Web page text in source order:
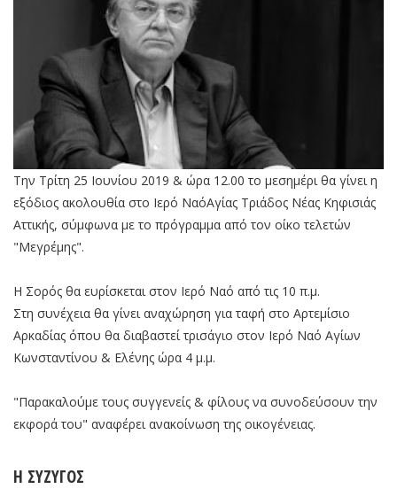
Την Τρίτη 25 Ιουνίου 2019 & ώρα 12.00 το μεσημέρι θα γίνει η
εξόδιος ακολουθία στο Ιερό ΝαόΑγίας Τριάδος Νέας Κηφισιάς
Αττικής, σύμφωνα με το πρόγραμμα από τον οίκο τελετών
"Μεγρέμης".
Η Σορός θα ευρίσκεται στον Ιερό Ναό από τις 10 π.μ.
Στη συνέχεια θα γίνει αναχώρηση για ταφή στο Αρτεμίσιο
Αρκαδίας όπου θα διαβαστεί τρισάγιο στον Ιερό Ναό Αγίων
Κωνσταντίνου & Ελένης ώρα 4 μ.μ.
"Παρακαλούμε τους συγγενείς & φίλους να συνοδεύσουν την
εκφορά του" αναφέρει ανακοίνωση της οικογένειας.
Η ΣΥΖΥΓΟΣ